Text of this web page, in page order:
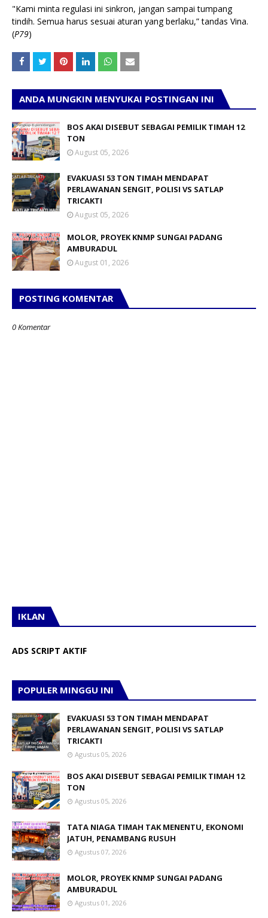
‎"Kami minta regulasi ini sinkron, jangan sampai tumpang
tindih. Semua harus sesuai aturan yang berlaku,” tandas Vina.
(P79)
ANDA MUNGKIN MENYUKAI POSTINGAN INI
BOS AKAI DISEBUT SEBAGAI PEMILIK TIMAH 12
TON
August 05, 2026
EVAKUASI 53 TON TIMAH MENDAPAT
PERLAWANAN SENGIT, POLISI VS SATLAP
TRICAKTI
August 05, 2026
MOLOR, PROYEK KNMP SUNGAI PADANG
AMBURADUL
August 01, 2026
POSTING KOMENTAR
0 Komentar
IKLAN
ADS SCRIPT AKTIF
POPULER MINGGU INI
EVAKUASI 53 TON TIMAH MENDAPAT
PERLAWANAN SENGIT, POLISI VS SATLAP
TRICAKTI
Agustus 05, 2026
BOS AKAI DISEBUT SEBAGAI PEMILIK TIMAH 12
TON
Agustus 05, 2026
TATA NIAGA TIMAH TAK MENENTU, EKONOMI
JATUH, PENAMBANG RUSUH
Agustus 07, 2026
MOLOR, PROYEK KNMP SUNGAI PADANG
AMBURADUL
Agustus 01, 2026